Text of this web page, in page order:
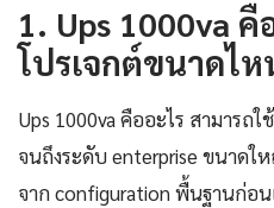
1. Ups 1000va คื
โปรเจกต์ขนาดไห
Ups 1000va คืออะไร สามารถ
จนถึงระดับ enterprise ขนาดใ
จาก configuration พื้นฐานก่อ